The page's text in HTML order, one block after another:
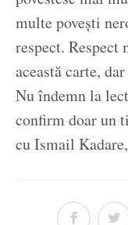
multe povești
respect.
această carte,
Nu îndemn la
confirm doar un
cu Ismail